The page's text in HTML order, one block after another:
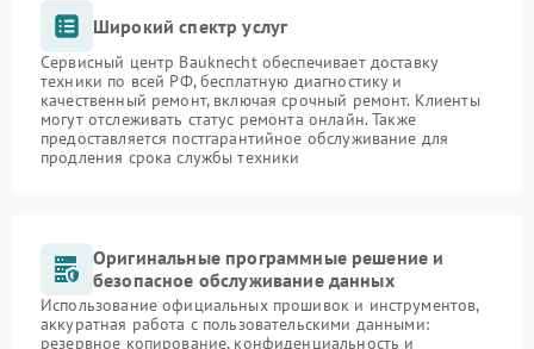
Широкий спектр услуг
Сервисный центр Bauknecht обеспечивает доставку
техники по всей РФ, бесплатную диагностику и
качественный ремонт, включая срочный ремонт. Клиенты
могут отслеживать статус ремонта онлайн. Также
предоставляется постгарантийное обслуживание для
продления срока службы техники
Оригинальные программные решение и
безопасное обслуживание данных
Использование официальных прошивок и инструментов,
аккуратная работа с пользовательскими данными:
резервное копирование, конфиденциальность и